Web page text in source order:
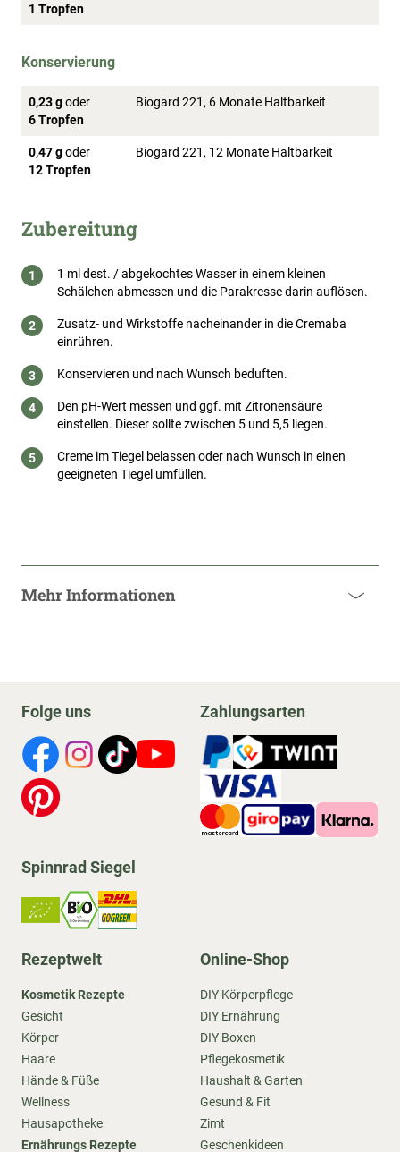
1 Tropfen
Konservierung
0,23 goder
6 Tropfen
Biogard 221, 6 Monate Haltbarkeit
0,47 goder
12 Tropfen
Biogard 221, 12 Monate Haltbarkeit
Zubereitung
1 ml dest. / abgekochtes Wasser in einem kleinen
Schälchen abmessen und die Parakresse darin auflösen.
Zusatz- und Wirkstoffe nacheinander in die Cremaba
einrühren.
Konservieren und nach Wunsch beduften.
Den pH-Wert messen und ggf. mit Zitronensäure
einstellen. Dieser sollte zwischen 5 und 5,5 liegen.
Creme im Tiegel belassen oder nach Wunsch in einen
geeigneten Tiegel umfüllen.
Mehr Informationen
Folge uns Zahlungsarten
Spinnrad Siegel
Rezeptwelt
Kosmetik Rezepte
Gesicht
Körper
Haare
Hände & Füße
Wellness
Hausapotheke
Ernährungs Rezepte
Online-Shop
DIY Körperpflege
DIY Ernährung
DIY Boxen
Pflegekosmetik
Haushalt & Garten
Gesund & Fit
Zimt
Geschenkideen